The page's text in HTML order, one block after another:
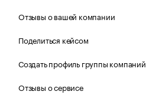
Отзывы о вашей компании
Поделиться кейсом
Создать профиль группы компаний
Отзывы о сервисе